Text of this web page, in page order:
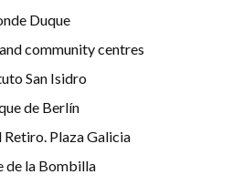
Duque
community centres
San Isidro
de Berlín
Retiro. Plaza Galicia
de la Bombilla